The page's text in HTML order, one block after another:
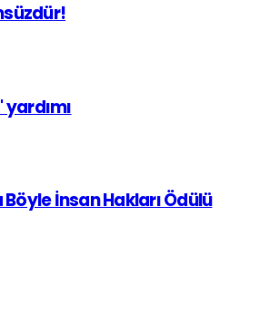
İnsan Hakları Ödülü